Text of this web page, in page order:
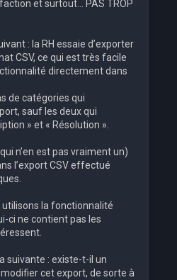
et surtout… PAS TROP
: la RH essaie d’exporter
CSV, ce qui est très facile
directement dans
de catégories qui
sauf les deux qui
» et « Résolution ».
n’en est pas vraiment un)
l’export CSV effectué
la fonctionnalité
ci ne contient pas les
suivante : existe-t-il un
cet export, de sorte à